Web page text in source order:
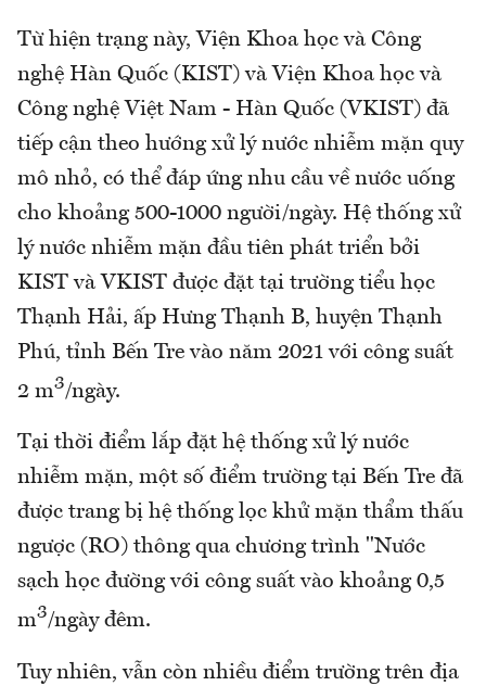
Từ hiện trạng này, Viện Khoa học và Công
nghệ Hàn Quốc (KIST) và Viện Khoa học và
Công nghệ Việt Nam - Hàn Quốc (VKIST) đã
tiếp cận theo hướng xử lý nước nhiễm mặn quy
mô nhỏ, có thể đáp ứng nhu cầu về nước uống
cho khoảng 500-1000 người/ngày. Hệ thống xử
lý nước nhiễm mặn đầu tiên phát triển bởi
KIST và VKIST được đặt tại trường tiểu học
Thạnh Hải, ấp Hưng Thạnh B, huyện Thạnh
Phú, tỉnh Bến Tre vào năm 2021 với công suất
2 m3/ngày.
Tại thời điểm lắp đặt hệ thống xử lý nước
nhiễm mặn, một số điểm trường tại Bến Tre đã
được trang bị hệ thống lọc khử mặn thẩm thấu
ngược (RO) thông qua chương trình "Nước
sạch học đường với công suất vào khoảng 0,5
m3/ngày đêm.
Tuy nhiên, vẫn còn nhiều điểm trường trên địa